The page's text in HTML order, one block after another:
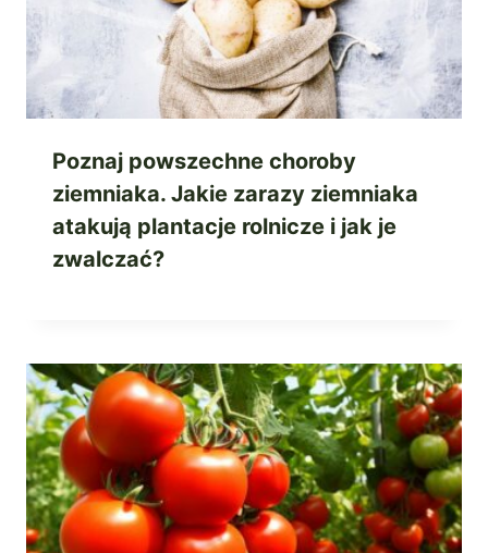
Poznaj powszechne choroby
ziemniaka. Jakie zarazy ziemniaka
atakują plantacje rolnicze i jak je
zwalczać?